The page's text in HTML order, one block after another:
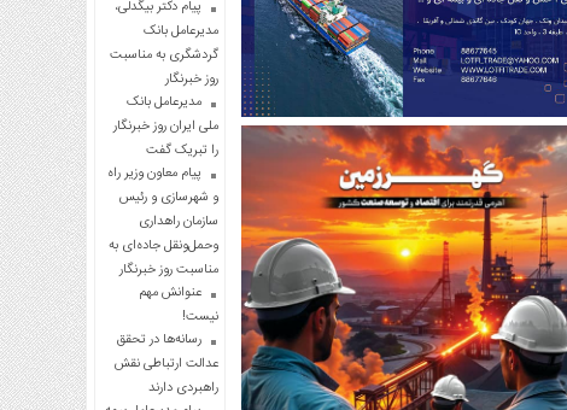
پیام دکتر بیگدلی،
مدیرعامل بانک
گردشگری به مناسبت
روز خبرنگار
مدیرعامل بانک
ملی ایران روز خبرنگار
را تبریک گفت
پیام معاون وزیر راه
و شهرسازی و رئیس
سازمان راهداری
وحمل‌ونقل جاده‌ای به
مناسبت روز خبرنگار
عنوانش مهم
نیست!
رسانه‌ها در تحقق
عدالت ارتباطی نقش
راهبردی دارند